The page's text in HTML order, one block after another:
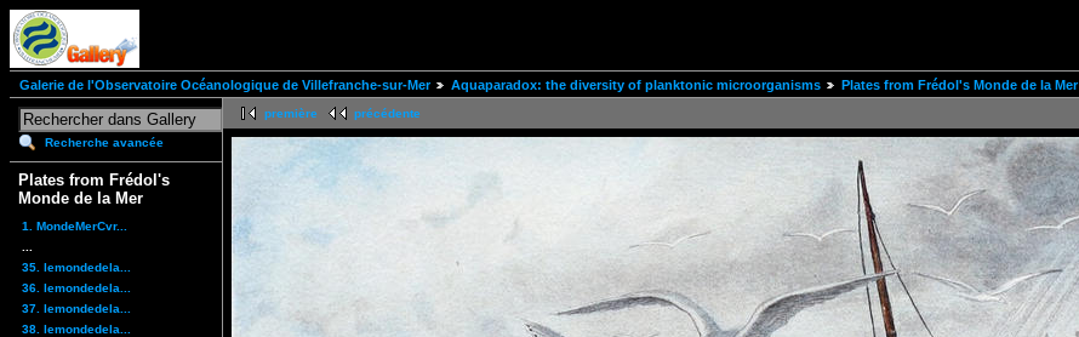
Galerie de l'Observatoire Océanologique de Villefranche-sur-Mer Aquaparadox: the diversity of planktonic microorganisms Plates from Frédol's Monde de la Mer
Recherche avancée
Plates from Frédol's
Monde de la Mer
1. MondeMerCvr...
35. lemondedela...
36. lemondedela...
37. lemondedela...
38. lemondedela...
première précédente